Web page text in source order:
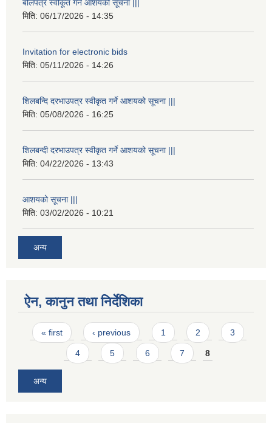
बोलपत्र स्वीकूत गर्ने आशयको सूचना |||
मिति: 06/17/2026 - 14:35
Invitation for electronic bids
मिति: 05/11/2026 - 14:26
शिलबन्दि दरभाउपत्र स्वीकृत गर्ने आशयको सूचना |||
मिति: 05/08/2026 - 16:25
शिलबन्दी दरभाउपत्र स्वीकृत गर्ने आशयको सूचना |||
मिति: 04/22/2026 - 13:43
आशयको सूचना |||
मिति: 03/02/2026 - 10:21
अन्य
ऐन, कानुन तथा निर्देशिका
Pages
« first ‹ previous 1 2 3
4 5 6 7 8
अन्य